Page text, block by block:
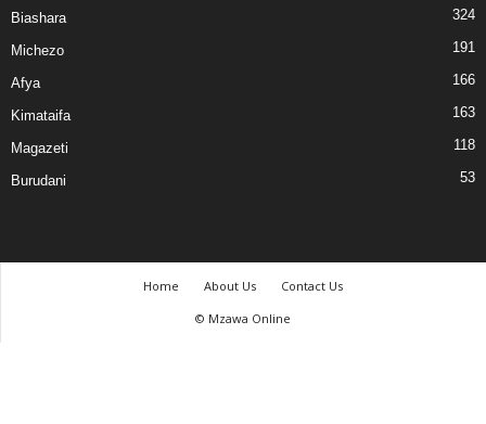
Biashara 324
Michezo 191
Afya 166
Kimataifa 163
Magazeti 118
Burudani 53
Home About Us
Contact Us
© Mzawa Online